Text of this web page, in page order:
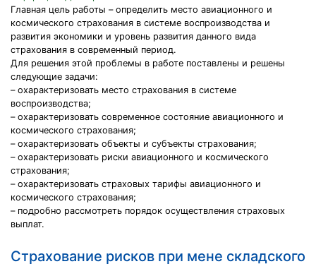
Главная цель работы – определить место авиационного и
космического страхования в системе воспроизводства и
развития экономики и уровень развития данного вида
страхования в современный период.
Для решения этой проблемы в работе поставлены и решены
следующие задачи:
– охарактеризовать место страхования в системе
воспроизводства;
– охарактеризовать современное состояние авиационного и
космического страхования;
– охарактеризовать объекты и субъекты страхования;
– охарактеризовать риски авиационного и космического
страхования;
– охарактеризовать страховых тарифы авиационного и
космического страхования;
– подробно рассмотреть порядок осуществления страховых
выплат.
Страхование рисков при мене складского